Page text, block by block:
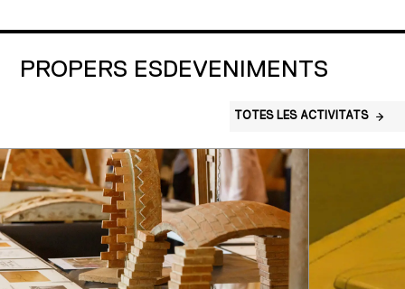
PROPERS ESDEVENIMENTS
TOTES LES ACTIVITATS